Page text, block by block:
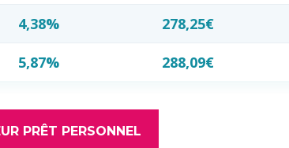
4,38% 278,25€
5,87% 288,09€
PRÊT PERSONNEL